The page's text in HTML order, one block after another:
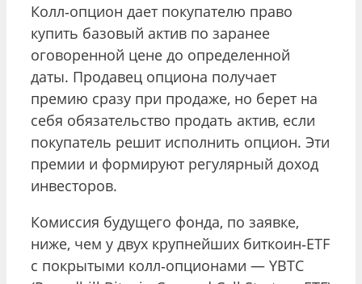
Колл‑опцион дает покупателю право
купить базовый актив по заранее
оговоренной цене до определенной
даты. Продавец опциона получает
премию сразу при продаже, но берет на
себя обязательство продать актив, если
покупатель решит исполнить опцион. Эти
премии и формируют регулярный доход
инвесторов.
Комиссия будущего фонда, по заявке,
ниже, чем у двух крупнейших биткоин‑ETF
с покрытыми колл‑опционами — YBTC